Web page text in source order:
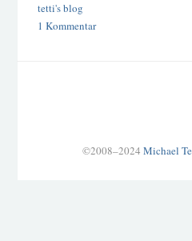
tetti's blog
1 Kommentar
©2008–2024 Michael